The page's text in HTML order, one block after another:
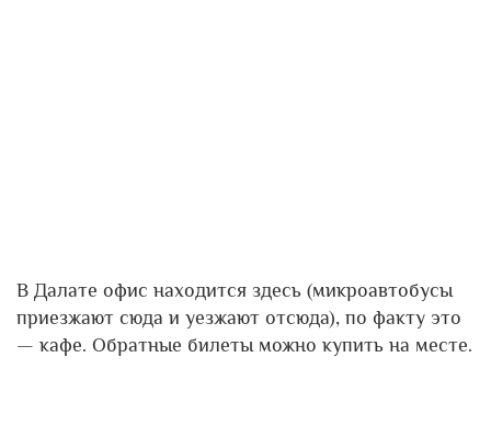
В Далате офис находится здесь (микроавтобусы
приезжают сюда и уезжают отсюда), по факту это
— кафе. Обратные билеты можно купить на месте.